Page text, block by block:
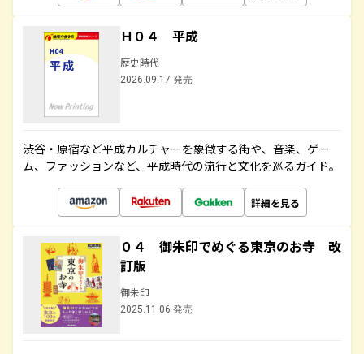
Ｈ０４ 平成
歴史時代
2026.09.17 発売
渋谷・原宿など平成カルチャーを象徴する街や、音楽、ゲー
ム、ファッションなど、平成時代の流行と文化を巡るガイド。
詳細を見る
０４ 御朱印でめぐる東京のお寺 改
訂版
御朱印
2025.11.06 発売